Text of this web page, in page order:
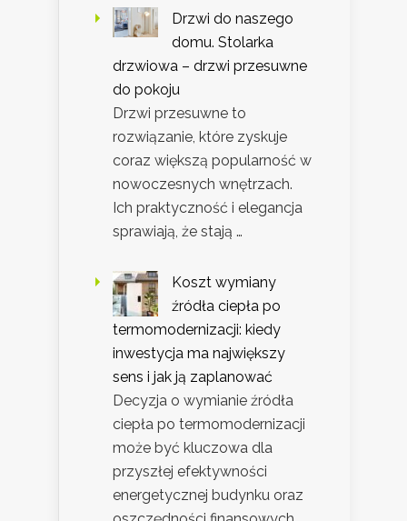
Drzwi do naszego
domu. Stolarka
drzwiowa – drzwi przesuwne
do pokoju
Drzwi przesuwne to
rozwiązanie, które zyskuje
coraz większą popularność w
nowoczesnych wnętrzach.
Ich praktyczność i elegancja
sprawiają, że stają …
Koszt wymiany
źródła ciepła po
termomodernizacji: kiedy
inwestycja ma największy
sens i jak ją zaplanować
Decyzja o wymianie źródła
ciepła po termomodernizacji
może być kluczowa dla
przyszłej efektywności
energetycznej budynku oraz